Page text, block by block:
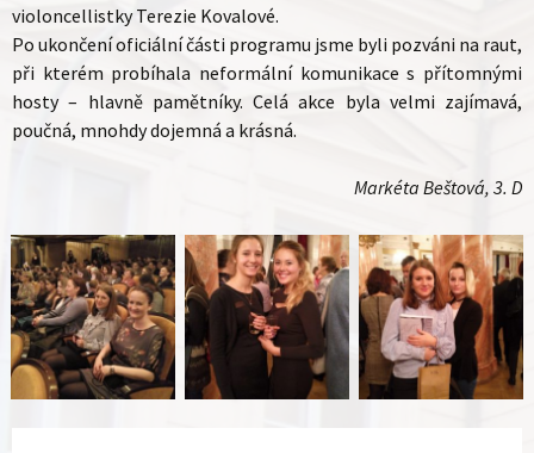
violoncellistky Terezie Kovalové.
Po ukončení oficiální části programu jsme byli pozváni na raut,
při kterém probíhala neformální komunikace s přítomnými
hosty – hlavně pamětníky. Celá akce byla velmi zajímavá,
poučná, mnohdy dojemná a krásná.
Markéta Beštová, 3. D